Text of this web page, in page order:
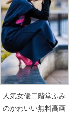
人気女優二階堂ふみ
のかわいい無料高画